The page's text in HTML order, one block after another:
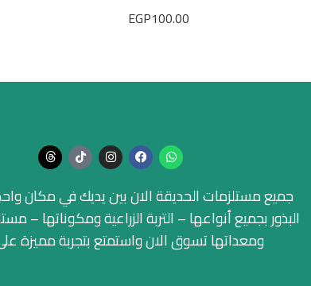
EGP100.00
جميع مستلزمات الحديقة الان بين يديك في مكان
البذور بجميع أنواعها – التربة الزراعية ومكوناتها –
ومعداتها تسوق الان واستمتع بتجربة مميزة